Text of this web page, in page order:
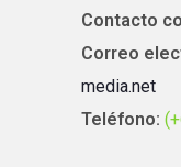
Contacto
Correo
media.net
Teléfono: